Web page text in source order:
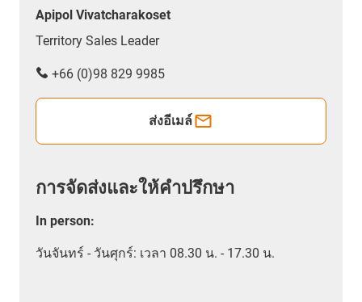
Apipol Vivatcharakoset
Territory Sales Leader
+66 (0)98 829 9985
ส่งอีเมล์
การจัดส่งและให้คำปรึกษา
In person:
วันจันทร์ - วันศุกร์: เวลา 08.30 น. - 17.30 น.